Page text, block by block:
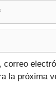
correo
la próxima